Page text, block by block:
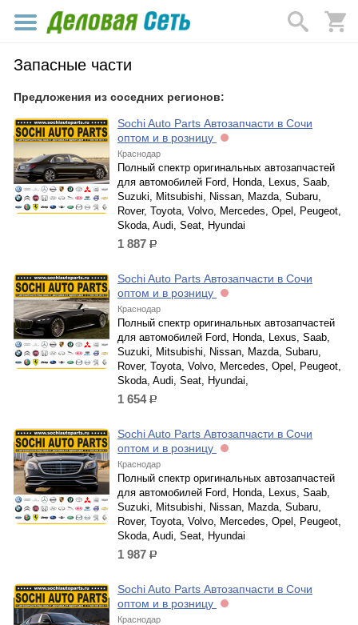
Запасные части
Предложения из соседних регионов:
Sochi Auto Parts Автозапчасти в Сочи
оптом и в розницу
Краснодар
Полный спектр оригинальных автозапчастей
для автомобилей Ford, Honda, Lexus, Saab,
Suzuki, Mitsubishi, Nissan, Mazda, Subaru,
Rover, Toyota, Volvo, Mercedes, Opel, Peugeot,
Skoda, Audi, Seat, Hyundai
1 887 р.
Sochi Auto Parts Автозапчасти в Сочи
оптом и в розницу
Краснодар
Полный спектр оригинальных автозапчастей
для автомобилей Ford, Honda, Lexus, Saab,
Suzuki, Mitsubishi, Nissan, Mazda, Subaru,
Rover, Toyota, Volvo, Mercedes, Opel, Peugeot,
Skoda, Audi, Seat, Hyundai,
1 654р.
Sochi Auto Parts Автозапчасти в Сочи
оптом и в розницу
Краснодар
Полный спектр оригинальных автозапчастей
для автомобилей Ford, Honda, Lexus, Saab,
Suzuki, Mitsubishi, Nissan, Mazda, Subaru,
Rover, Toyota, Volvo, Mercedes, Opel, Peugeot,
Skoda, Audi, Seat, Hyundai
1 987 р.
Sochi Auto Parts Автозапчасти в Сочи
оптом и в розницу
Краснодар